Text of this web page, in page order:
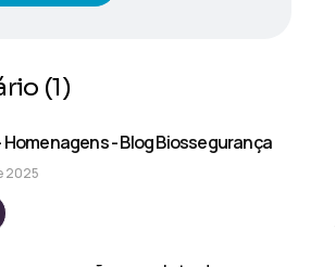
(1)
Homenagens - Blog Biossegurança
2025